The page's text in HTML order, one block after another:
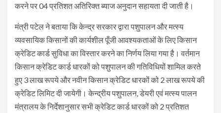
करने पर 04 प्रतिशत अतिरिक्त ब्याज अनुदान सहायता दी जाती है।
मंत्री पटेल ने बताया कि केन्द्र सरकार द्वारा पशुपालन और मत्स्य
व्यवसायिक किसानों की कार्यशील पूँजी आवश्यकताओं के लिए किसान
क्रेडिट कार्ड सुविधा का विस्तार करने का निर्णय लिया गया है। वर्तमान
किसान क्रेडिट कार्ड धारकों को पशुपालन की गतिविधियों शामिल करते
हुए 3 लाख रूपये और नवीन किसान क्रेडिट धारकों को 2 लाख रूपये की
क्रेडिट लिमिट दी जायेगी। केन्द्रीय पशुपालन, डेयरी एवं मत्स्य पालन
मंत्रालय के निर्देशानुसार सभी क्रेडिट कार्ड धारकों को 2 प्रतिशत